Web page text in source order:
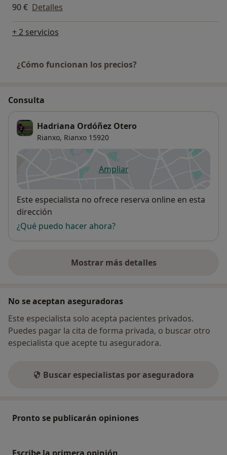
90 € Detalles
+ 2 servicios
¿Cómo funcionan los precios?
Consulta
Hadriana Ordóñez Otero
Rianxo, Rianxo 15920
Ampliarse abre en una nueva
Disponibilidad
Este especialista no ofrece reserva online en esta
dirección
¿Qué puedo hacer ahora?
Mostrar más detalles
sobre la dirección
No se aceptan aseguradoras
Este especialista solo acepta pacientes privados.
Puedes pagar la cita de forma privada, o buscar otro
especialista que acepte tu aseguradora.
Buscar especialistas por aseguradora
Pronto se publicarán opiniones